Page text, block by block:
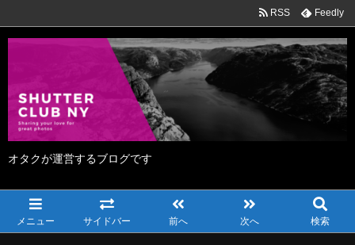
オタクが運営するブログです
メニュー サイドバー 前へ 次へ 検索
RSS Feedly